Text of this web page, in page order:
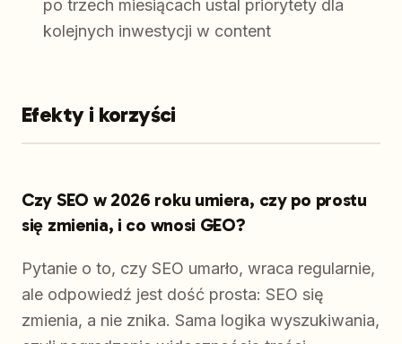
po trzech miesiącach ustal priorytety dla
kolejnych inwestycji w content
Efekty i korzyści
Czy SEO w 2026 roku umiera, czy po prostu
się zmienia, i co wnosi GEO?
Pytanie o to, czy SEO umarło, wraca regularnie,
ale odpowiedź jest dość prosta: SEO się
zmienia, a nie znika. Sama logika wyszukiwania,